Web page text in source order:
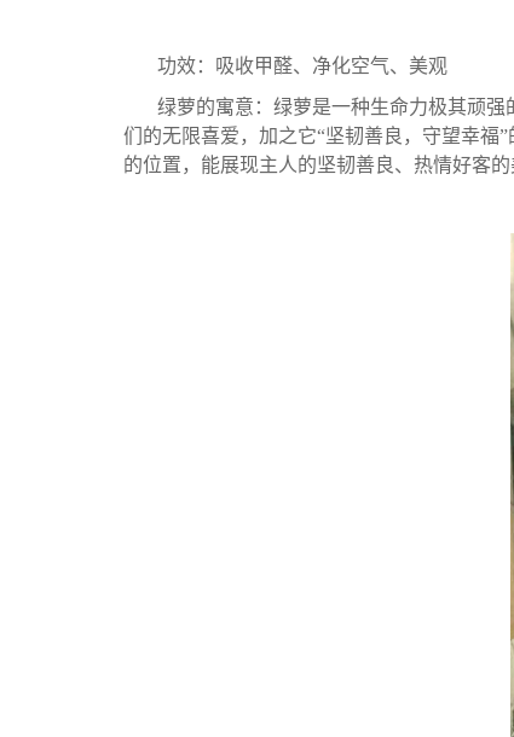
功效：吸收甲醛、净化空气、美观
绿萝的寓意：绿萝是一种生命力极其顽
们的无限喜爱，加之它“坚韧善良，守望幸福
的位置，能展现主人的坚韧善良、热情好客